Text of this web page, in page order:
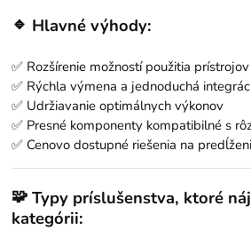
🔹 Hlavné výhody:
✅ Rozšírenie možností použitia prístrojov
✅ Rýchla výmena a jednoduchá
✅ Udržiavanie optimálnych výkonov
✅ Presné komponenty kompatibilné s
✅ Cenovo dostupné riešenia na
🧩Typy príslušenstva, ktoré
kategórii: